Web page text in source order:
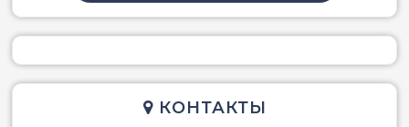
КОНТАКТЫ